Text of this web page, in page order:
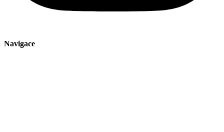
Navigace